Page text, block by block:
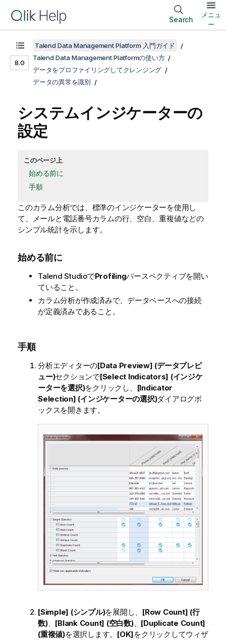
Search
メニュ
ー
8.0
Talend Data Management Platform 入門ガイド
Talend Data Management Platformの使い方
データをプロファイリングしてクレンジング
データの異常を識別
システムインジケーターの
設定
このページ上
始める前に
手順
このカラム分析では、標準のインジケーターを使用し
て、メールと電話番号カラムの行、空白、重複値などの
シンプル統計を示します。
始める前に
Talend StudioでProfilingパースペクティブを開い
ていること。
カラム分析が作成済みで、データベースへの接続
が定義済みであること。
手順
分析エディターの[Data Preview] (データプレビ
ュー)セクションで[Select Indicators] (インジケ
ーターを選択)をクリックし、 [Indicator
Selection] (インジケーターの選択)ダイアログボ
ックスを開きます。
[Simple] (シンプル)を展開し、 [Row Count] (行
数)、 [Blank Count] (空白数)、 [Duplicate Count]
(重複値)を選択します。 [OK]をクリックしてウィザ